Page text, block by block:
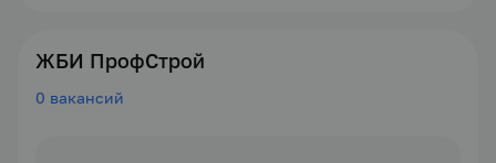
ЖБИ ПрофСтрой
0 вакансий